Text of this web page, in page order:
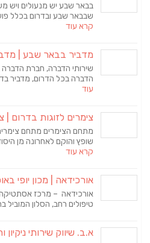
בבאר שבע יש מנעולים ויש
שבבאר שבע ובדרום בכלל
קרא עוד
מדביר בבאר שבע |
שירותי הדברה, חברת
הדברה בכל הדרום, מדביר
עוד
צימרים לזוגות בדרום
שופץ והוקם לאחרונה מן
קרא עוד
אורכידאה | מכון יופי
אורכידאה – מרכז אסתטיקה
טיפולים רחב, הסלון המוביל
א.ב. שיווק שירותי ניקיון